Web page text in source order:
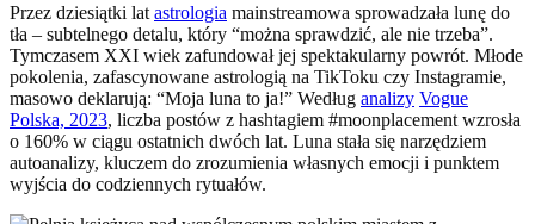
Przez dziesiątki lat astrologia mainstreamowa sprowadzała lunę do
tła – subtelnego detalu, który “można sprawdzić, ale nie trzeba”.
Tymczasem XXI wiek zafundował jej spektakularny powrót. Młode
pokolenia, zafascynowane astrologią na TikToku czy Instagramie,
masowo deklarują: “Moja luna to ja!” Według analizy Vogue
Polska, 2023, liczba postów z hashtagiem #moonplacement wzrosła
o 160% w ciągu ostatnich dwóch lat. Luna stała się narzędziem
autoanalizy, kluczem do zrozumienia własnych emocji i punktem
wyjścia do codziennych rytuałów.